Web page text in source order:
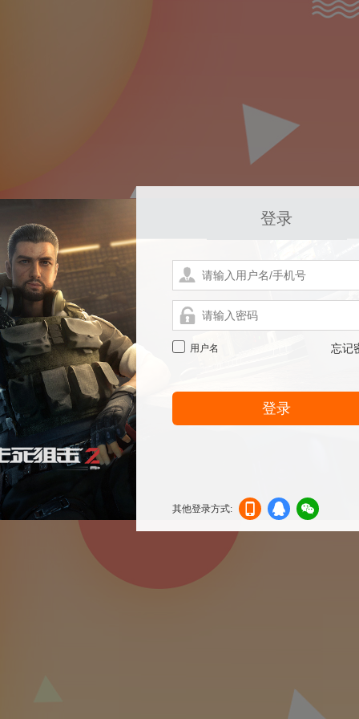
登录
用户名 忘记
登录
其他登录方式:
机登
登录
信登